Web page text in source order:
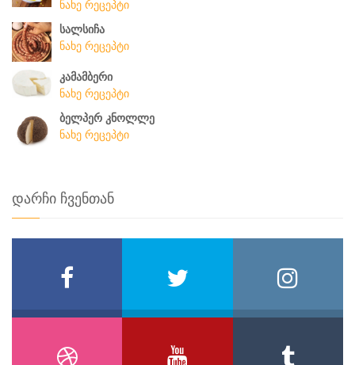
ნახე რეცეპტი
სალსიჩა
ნახე რეცეპტი
კამამბერი
ნახე რეცეპტი
ბელპერ კნოლლე
ნახე რეცეპტი
დარჩი ჩვენთან